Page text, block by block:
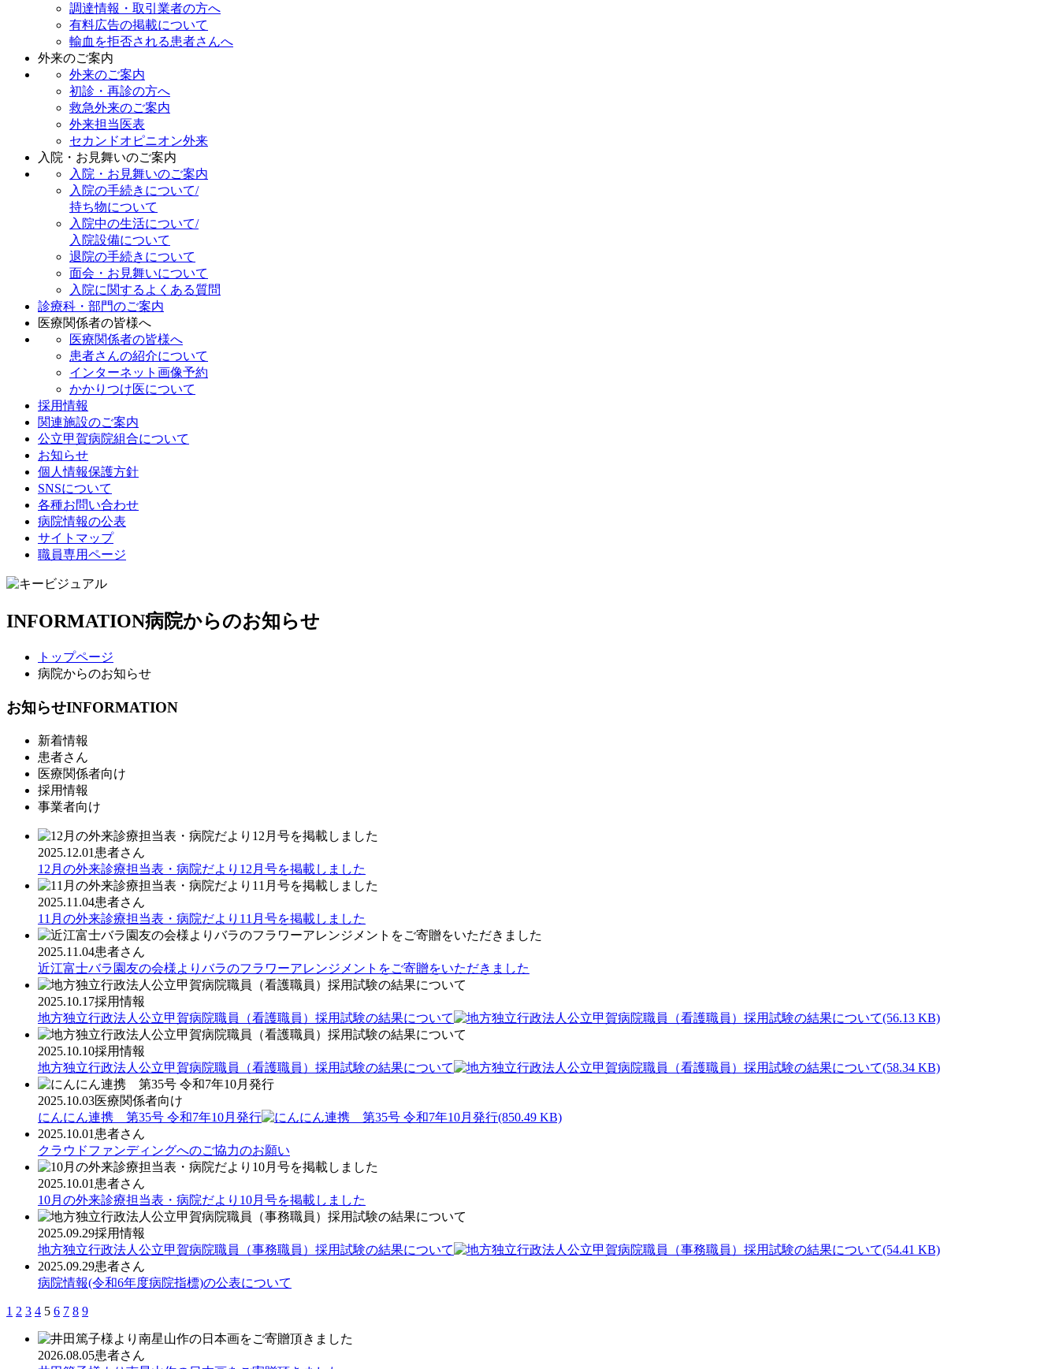
調達情報・取引業者の方へ
有料広告の掲載について
輸血を拒否される患者さんへ
外来のご案内
外来のご案内
初診・再診の方へ
救急外来のご案内
外来担当医表
セカンドオピニオン外来
入院・お見舞いのご案内
入院・お見舞いのご案内
入院の手続きについて/
持ち物について
入院中の生活について/
入院設備について
退院の手続きについて
面会・お見舞いについて
入院に関するよくある質問
診療科・部門のご案内
医療関係者の皆様へ
医療関係者の皆様へ
患者さんの紹介について
インターネット画像予約
かかりつけ医について
採用情報
関連施設のご案内
公立甲賀病院組合について
お知らせ
個人情報保護方針
SNSについて
各種お問い合わせ
病院情報の公表
サイトマップ
職員専用ページ
INFORMATION病院からのお知らせ
トップページ
病院からのお知らせ
お知らせINFORMATION
新着情報
患者さん
医療関係者向け
採用情報
事業者向け
2025.12.01 患者さん
12月の外来診療担当表・病院だより12月号を掲載しました
2025.11.04患者さん
11月の外来診療担当表・病院だより11月号を掲載しました
2025.11.04患者さん
近江富士バラ園友の会様よりバラのフラワーアレンジメントをご寄贈をいただきました
2025.10.17採用情報
地方独立行政法人公立甲賀病院職員（看護職員）採用試験の結果について
(56.13 KB)
2025.10.10採用情報
地方独立行政法人公立甲賀病院職員（看護職員）採用試験の結果について
(58.34 KB)
2025.10.03医療関係者向け
にんにん連携 第35号 令和7年10月発行
(850.49 KB)
2025.10.01 患者さん
クラウドファンディングへのご協力のお願い
2025.10.01 患者さん
10月の外来診療担当表・病院だより10月号を掲載しました
2025.09.29採用情報
地方独立行政法人公立甲賀病院職員（事務職員）採用試験の結果について
(54.41 KB)
2025.09.29患者さん
病院情報(令和6年度病院指標)の公表について
1 2 3 4 5 6 7 8 9
2026.08.05患者さん